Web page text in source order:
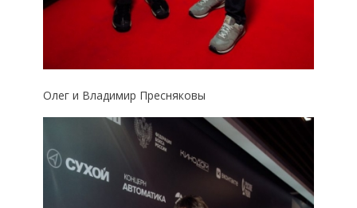
Олег и Владимир Пресняковы